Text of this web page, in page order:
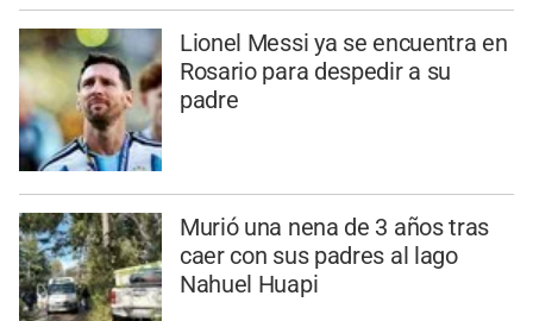
Lionel Messi ya se encuentra en
Rosario para despedir a su
padre
Murió una nena de 3 años tras
caer con sus padres al lago
Nahuel Huapi